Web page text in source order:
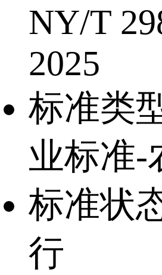
NY/T
2025
标准类
业标准-
标准状
行